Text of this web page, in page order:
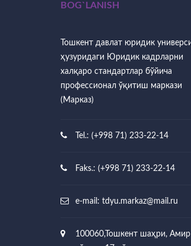
BOG`LANISH
Тошкент давлат юридик
ҳузуридаги Юридик кадрларни
халқаро стандартлар бўйича
профессионал ўқитиш маркази
(Марказ)
Tel.: (+998 71) 233-22-14
Faks.: (+998 71) 233-22-14
e-mail: tdyu.markaz@mail.ru
100060,Тошкент шаҳри,